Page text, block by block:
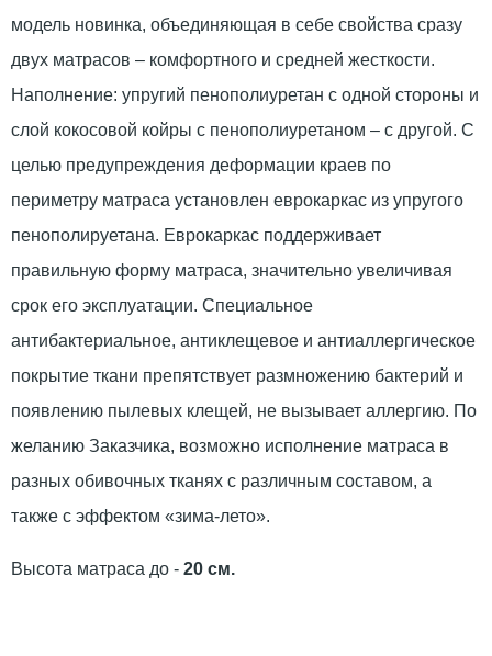
модель новинка, объединяющая в себе свойства сразу
двух матрасов – комфортного и средней жесткости.
Наполнение: упругий пенополиуретан с одной стороны и
слой кокосовой койры с пенополиуретаном – с другой. С
целью предупреждения деформации краев по
периметру матраса установлен еврокаркас из упругого
пенополируетана. Еврокаркас поддерживает
правильную форму матраса, значительно увеличивая
срок его эксплуатации. Специальное
антибактериальное, антиклещевое и антиаллергическое
покрытие ткани препятствует размножению бактерий и
появлению пылевых клещей, не вызывает аллергию. По
желанию Заказчика, возможно исполнение матраса в
разных обивочных тканях с различным составом, а
также с эффектом «зима-лето».
Высота матраса до - 20 см.